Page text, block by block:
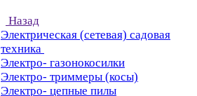
Назад
Электрическая (сетевая) садовая
техника
Электро- газонокосилки
Электро- триммеры (косы)
Электро- цепные пилы